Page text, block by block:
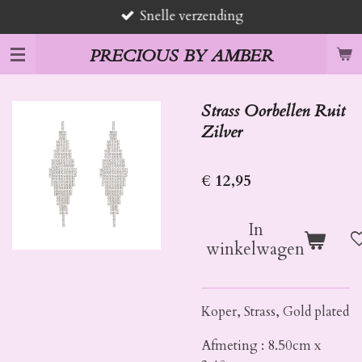
direct
naar
de
hoofdinhoud
PRECIOUS BY AMBER
Snelle verzending
Strass Oorbellen Ruit
Zilver
€ 12,95
In
winkelwagen
Koper, Strass, Gold plated
Afmeting : 8.50cm x